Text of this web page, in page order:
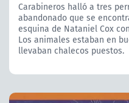
Carabineros halló a tres
abandonado que se
esquina de Nataniel Cox
Los animales estaban en
llevaban chalecos puestos.